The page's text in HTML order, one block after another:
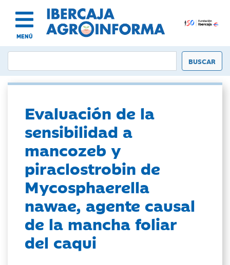
MENÚ
Evaluación de la
sensibilidad a
mancozeb y
piraclostrobin de
Mycosphaerella
nawae, agente causal
de la mancha foliar
del caqui